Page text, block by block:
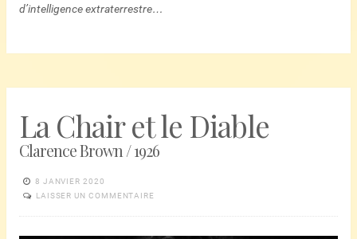
d’intelligence extraterrestre…
La Chair et le Diable
Clarence Brown / 1926
8 JANVIER 2020
LAISSER UN COMMENTAIRE